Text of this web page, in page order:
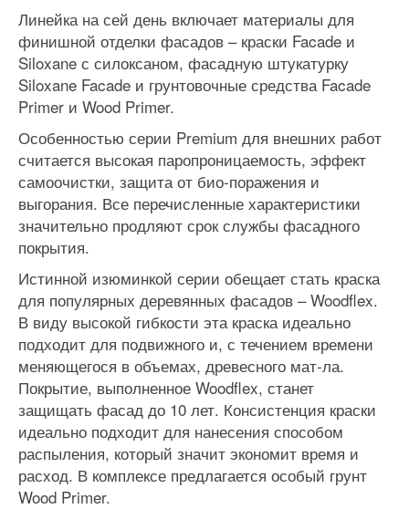
Линейка на сей день включает материалы для
финишной отделки фасадов – краски Facade и
Siloxane с силоксаном, фасадную штукатурку
Siloxane Facade и грунтовочные средства Facade
Primer и Wood Primer.
Особенностью серии Premium для внешних работ
считается высокая паропроницаемость, эффект
самоочистки, защита от био-поражения и
выгорания. Все перечисленные характеристики
значительно продляют срок службы фасадного
покрытия.
Истинной изюминкой серии обещает стать краска
для популярных деревянных фасадов – Woodflex.
В виду высокой гибкости эта краска идеально
подходит для подвижного и, с течением времени
меняющегося в объемах, древесного мат-ла.
Покрытие, выполненное Woodflex, станет
защищать фасад до 10 лет. Консистенция краски
идеально подходит для нанесения способом
распыления, который значит экономит время и
расход. В комплексе предлагается особый грунт
Wood Primer.